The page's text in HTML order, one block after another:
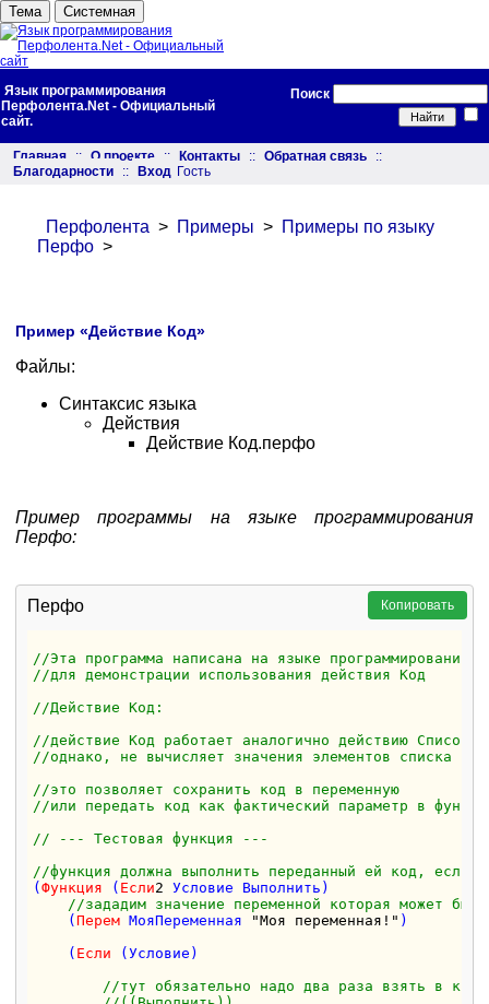
Тема Системная
Язык программирования
Перфолента.Net - Официальный
сайт.
Поиск
Главная :: О проекте :: Контакты :: Обратная связь
::
Благодарности
:: Вход Гость
Перфолента > Примеры > Примеры по языку
Перфо >
Пример «Действие Код»
Файлы:
Синтаксис языка
Действия
Действие Код.перфо
Пример программы на языке программирования
Перфо:
Перфо Копировать
//Эта программа написана на языке программирования
//для демонстрации использования действия Код
//Действие Код:
//действие Код работает аналогично действию Список
//однако, не вычисляет значения элементов списка
//это позволяет сохранить код в переменную
//или передать код как фактический параметр в
// --- Тестовая функция ---
//функция должна выполнить переданный ей код, если
(Функция ( Если2 Условие Выполнить)
//зададим значение переменной которая может
    (
Перем МояПеременная "Моя переменная!" )
    (
Если (Условие)
//тут обязательно надо два раза взять в